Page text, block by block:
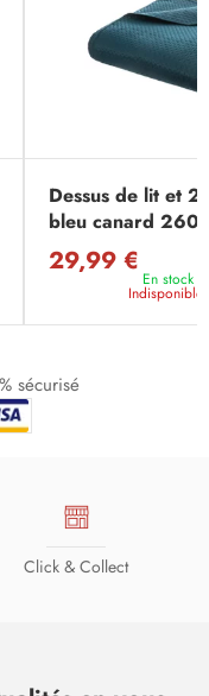
Dessus de lit et 2
bleu canard
29,99 €
En stock
Indisponible
sécurisé
Click & Collect